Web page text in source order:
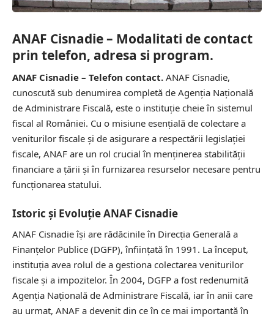
ANAF Cisnadie – Modalitati de contact
prin telefon, adresa si program.
ANAF Cisnadie – Telefon contact. ANAF Cisnadie,
cunoscută sub denumirea completă de Agenția Națională
de Administrare Fiscală, este o instituție cheie în sistemul
fiscal al României. Cu o misiune esențială de colectare a
veniturilor fiscale și de asigurare a respectării legislației
fiscale, ANAF are un rol crucial în menținerea stabilității
financiare a țării și în furnizarea resurselor necesare pentru
funcționarea statului.
Istoric și Evoluție ANAF Cisnadie
ANAF Cisnadie își are rădăcinile în Direcția Generală a
Finanțelor Publice (DGFP), înființată în 1991. La început,
instituția avea rolul de a gestiona colectarea veniturilor
fiscale și a impozitelor. În 2004, DGFP a fost redenumită
Agenția Națională de Administrare Fiscală, iar în anii care
au urmat, ANAF a devenit din ce în ce mai importantă în